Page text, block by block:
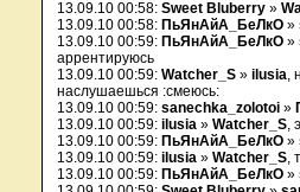
13.09.10 00:58: Sweet Bluberry »
13.09.10 00:58: ПьЯнАйА_БеЛкО »
13.09.10 00:59: ПьЯнАйА_БеЛкО »
аррентируюсь
13.09.10 00:59: Watcher_S » ilusia,
наслушаешься :смеюсь:
13.09.10 00:59: sanechka_zolotoi »
13.09.10 00:59: ilusia » Watcher_S,
13.09.10 00:59: ПьЯнАйА_БеЛкО »
13.09.10 00:59: ilusia » Watcher_S,
13.09.10 00:59: ПьЯнАйА_БеЛкО »